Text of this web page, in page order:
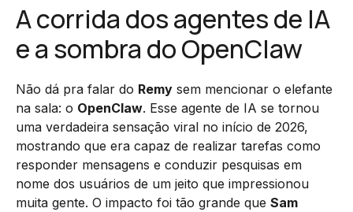
A corrida dos agentes de IA
e a sombra do OpenClaw
Não dá pra falar do Remy sem mencionar o elefante
na sala: o OpenClaw. Esse agente de IA se tornou
uma verdadeira sensação viral no início de 2026,
mostrando que era capaz de realizar tarefas como
responder mensagens e conduzir pesquisas em
nome dos usuários de um jeito que impressionou
muita gente. O impacto foi tão grande que Sam